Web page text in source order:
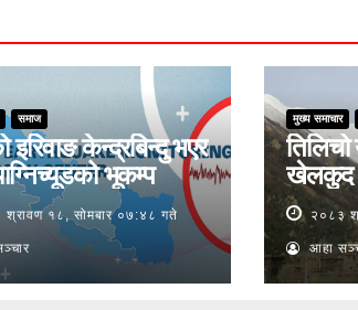
समाज
इरिवाङ केन्द्रबिन्दु भएर
भूकम्प
श्रावण १८, सोमबार ०७:४८ गते
मुख्य समाचार
तिलिचो
खेलकुद
२०८३
आहा